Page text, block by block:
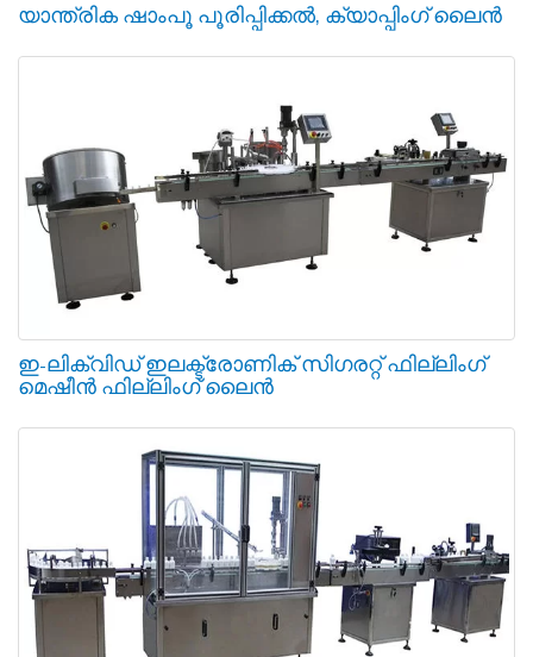
യാന്ത്രിക ഷാംപൂ പൂരിപ്പിക്കൽ, ക്യാപ്പിംഗ് ലൈൻ
ഇ-ലിക്വിഡ് ഇലക്ട്രോണിക് സിഗരറ്റ് ഫില്ലിംഗ്
മെഷീൻ ഫില്ലിംഗ് ലൈൻ